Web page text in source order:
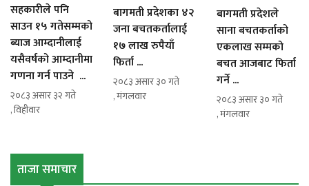
सहकारीले पनि
साउन १५ गतेसम्मको
ब्याज आम्दानीलाई
यसैवर्षको आम्दानीमा
गणना गर्न पाउने ...
२०८३ असार ३२ गते
, विहीवार
बागमती प्रदेशका ४२
जना बचतकर्तालाई
१७ लाख रुपैयाँ
फिर्ता ...
२०८३ असार ३० गते
, मंगलवार
बागमती प्रदेशले
साना बचतकर्ताको
एकलाख सम्मको
बचत आजबाट फिर्ता
गर्ने ...
२०८३ असार ३० गते
, मंगलवार
ताजा समाचार